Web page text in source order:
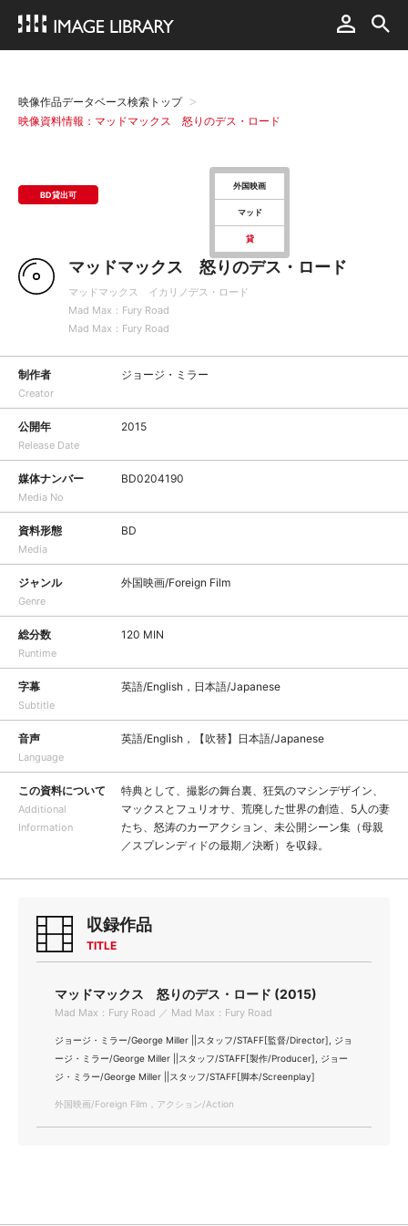
映像作品データベース検索トップ
映像資料情報：マッドマックス 怒りのデス・ロード
BD貸出可
外国映画
マッド
貸
マッドマックス 怒りのデス・ロード
マッドマックス イカリノデス・ロード
Mad Max：Fury Road
Mad Max：Fury Road
制作者
Creator
ジョージ・ミラー
公開年
Release Date
2015
媒体ナンバー
Media No
BD0204190
資料形態
Media
BD
ジャンル
Genre
外国映画/Foreign Film
総分数
Runtime
120 MIN
字幕
Subtitle
英語/English，日本語/Japanese
音声
Language
英語/English，【吹替】日本語/Japanese
この資料について
Additional
Information
特典として、撮影の舞台裏、狂気のマシンデザイン、
マックスとフュリオサ、荒廃した世界の創造、5人の妻
たち、怒涛のカーアクション、未公開シーン集（母親
／スプレンディドの最期／決断）を収録。
収録作品
TITLE
マッドマックス 怒りのデス・ロード (2015)
Mad Max：Fury Road ／ Mad Max：Fury Road
ジョージ・ミラー/George Miller ||スタッフ/STAFF[監督/Director], ジョ
ージ・ミラー/George Miller ||スタッフ/STAFF[製作/Producer], ジョー
ジ・ミラー/George Miller ||スタッフ/STAFF[脚本/Screenplay]
外国映画/Foreign Film，アクション/Action